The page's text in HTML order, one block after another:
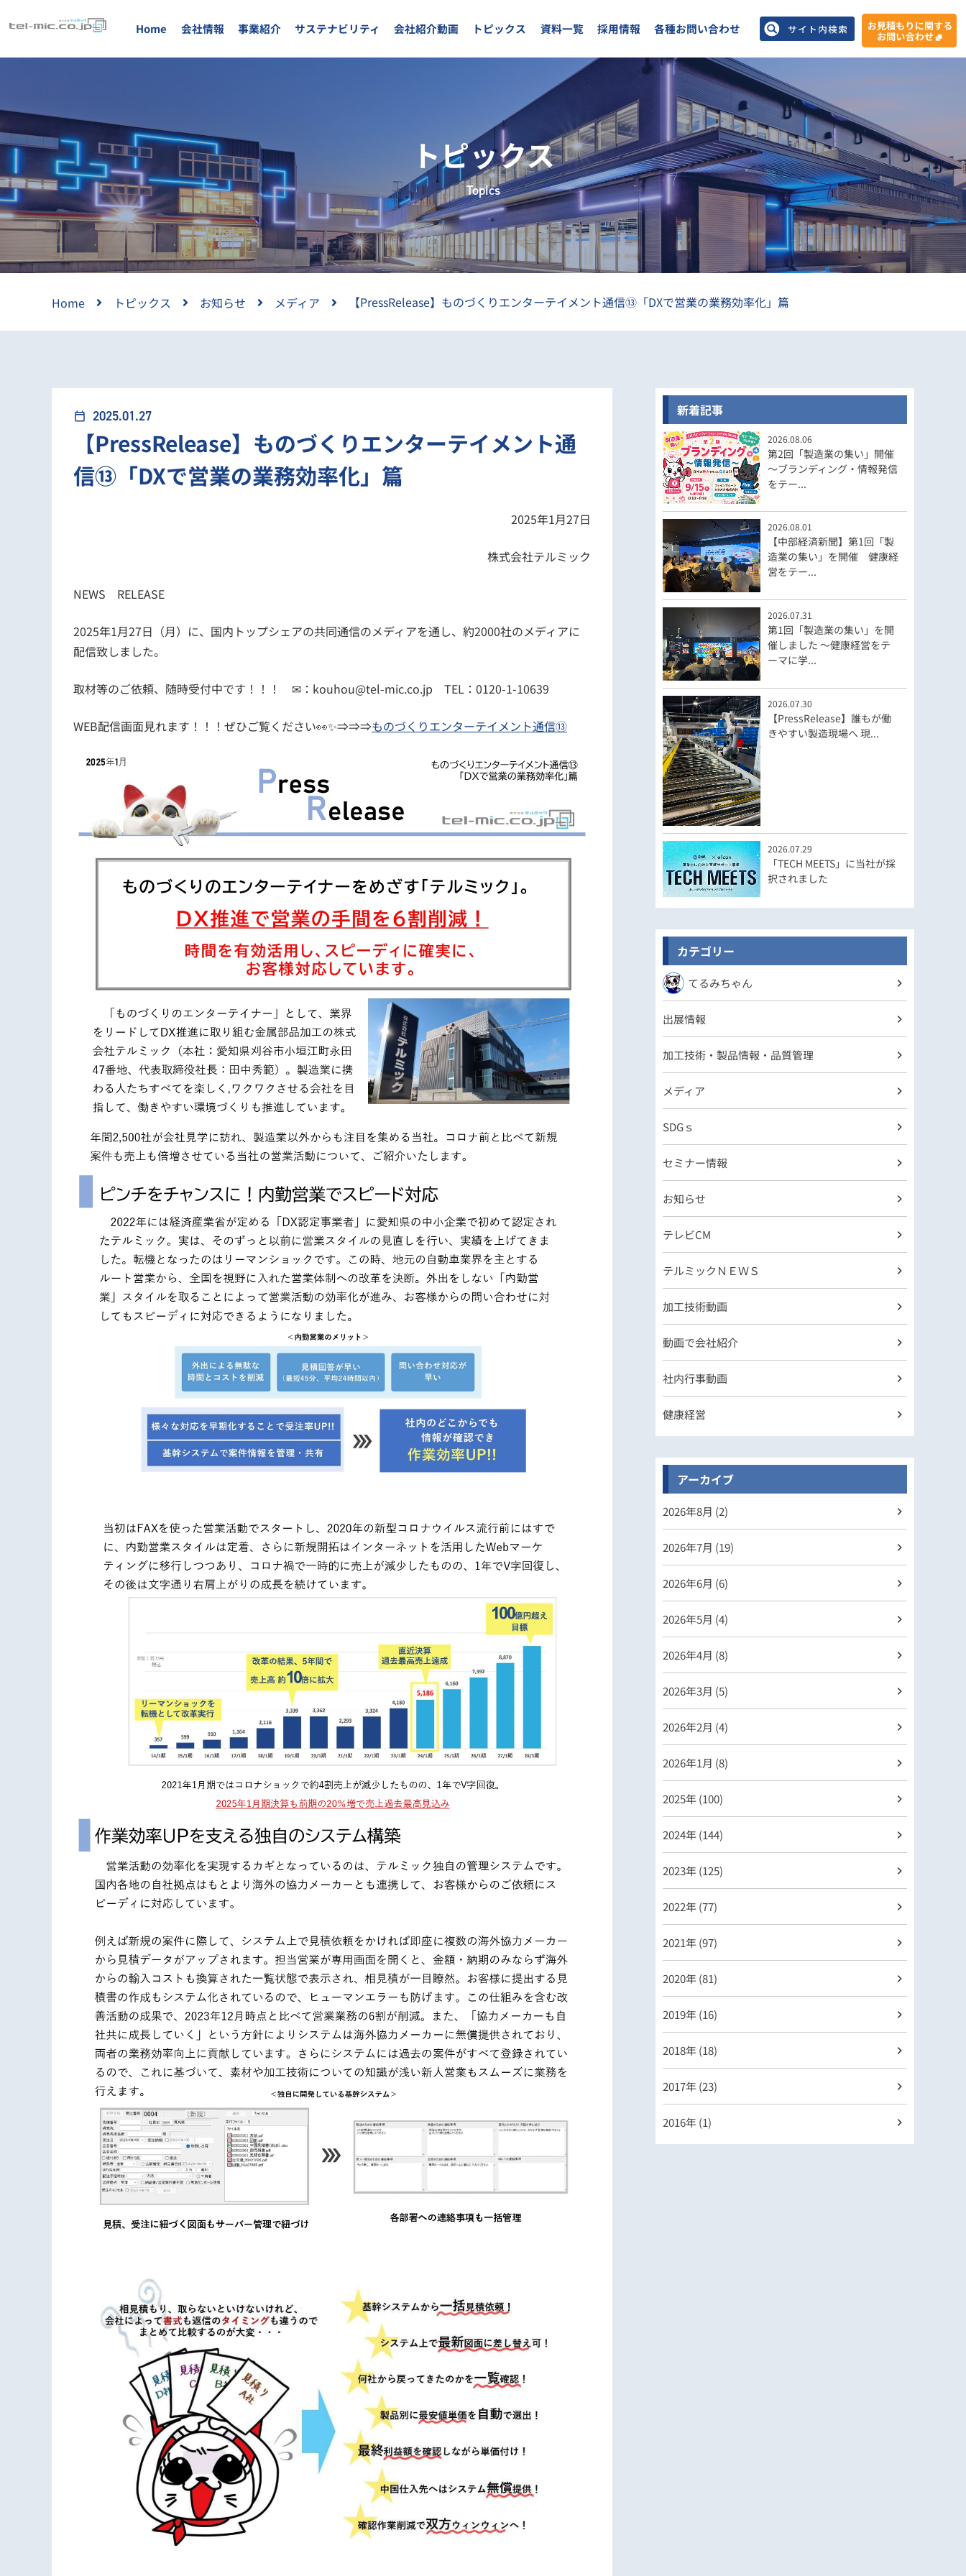
Home 会社情報 事業紹介 サステナビリティ 会社紹介動画 トピックス 資料一覧 採用情報 各種お問い合わせ
トピックス
Topics
Home トピックス お知らせ メディア 【PressRelease】ものづくりエンターテイメント通信⑬「DXで営業の業務効率化」篇
calendar_today 2025.01.27
【PressRelease】ものづくりエンターテイメント通
信⑬「DXで営業の業務効率化」篇
2025年1月27日
株式会社テルミック
NEWS RELEASE
2025年1月27日（月）に、国内トップシェアの共同通信のメディアを通し、約2000社のメディアに
配信致しました。
取材等のご依頼、随時受付中です！！！ ✉：kouhou@tel-mic.co.jp TEL：0120-1-10639
WEB配信画面見れます！！！ぜひご覧ください👀✨⇒⇒⇒ものづくりエンターテイメント通信⑬
新着記事
2026.08.06
第2回「製造業の集い」開催
～ブランディング・情報発信
をテー...
2026.08.01
【中部経済新聞】第1回「製
造業の集い」を開催 健康経
営をテー...
2026.07.31
第1回「製造業の集い」を開
催しました ～健康経営をテ
ーマに学...
2026.07.30
【PressRelease】誰もが働
きやすい製造現場へ 現...
2026.07.29
「TECH MEETS」に当社が採
択されました
カテゴリー
てるみちゃん
出展情報
加工技術・製品情報・品質管理
メディア
SDGｓ
セミナー情報
お知らせ
テレビCM
テルミックＮＥＷＳ
加工技術動画
動画で会社紹介
社内行事動画
健康経営
アーカイブ
2026年8月 (2)
2026年7月 (19)
2026年6月 (6)
2026年5月 (4)
2026年4月 (8)
2026年3月 (5)
2026年2月 (4)
2026年1月 (8)
2025年 (100)
2024年 (144)
2023年 (125)
2022年 (77)
2021年 (97)
2020年 (81)
2019年 (16)
2018年 (18)
2017年 (23)
2016年 (1)